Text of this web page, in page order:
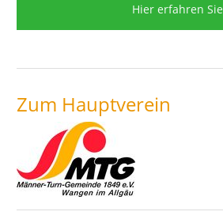
Hier erfahren Sie
Zum Hauptverein